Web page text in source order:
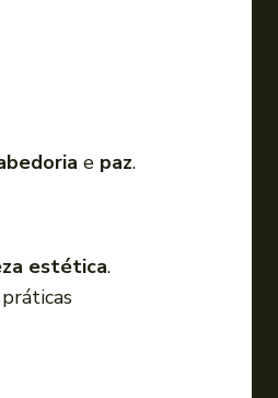
e paz.
estética.